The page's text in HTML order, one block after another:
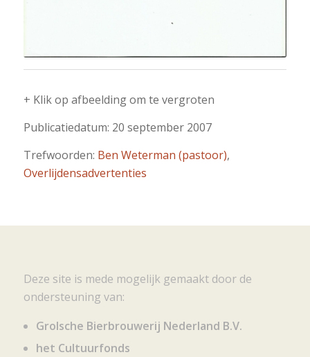
+ Klik op afbeelding om te vergroten
Publicatiedatum: 20 september 2007
Trefwoorden: Ben Weterman (pastoor),
Overlijdensadvertenties
Deze site is mede mogelijk gemaakt door de
ondersteuning van:
Grolsche Bierbrouwerij Nederland B.V.
het Cultuurfonds